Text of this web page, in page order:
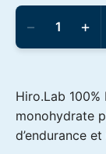
quantité
de
Hiro.Lab
-
1000g
− +
Hiro.Lab
monohydrate
d’endurance